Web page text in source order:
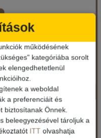
Hotel ****
szoba
4 éj
13 | 4 éj
CLUB ****
Menorca
Ft)
működésének
kategóriába sorolt
elengedhetetlenül
a weboldal
a preferenciáit és
biztosítanak Önnek.
beleegyezésével tároljuk a
ITT olvashatja